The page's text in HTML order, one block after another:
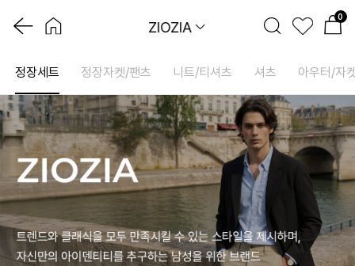
0
ZIOZIA
정장세트 정장자켓/팬츠 니트/티셔츠 셔츠 아우터/자